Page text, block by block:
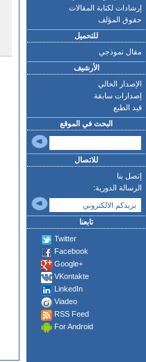
إرشادات لكتابة المقالات
حقوق المؤلف
للتحميل
مقال نموذجي
الأرشيف
الإصدار الحالي
إصدارات سابقة
قيد الطبع
البحث في الموقع
للاتصال
إتصل بنا
الرسالة الدورية:
تابعنا
Twitter
Facebook
Google+
VKontakte
LinkedIn
Viadeo
RSS Feed
For Android